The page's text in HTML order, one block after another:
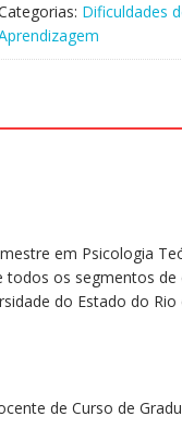
aprendizagem
Dificuldades
em Psicologia
os segmentos
do Estado do
de Curso de